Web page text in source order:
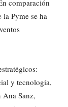
comparación
la Pyme se ha
y tecnología,
Sanz,